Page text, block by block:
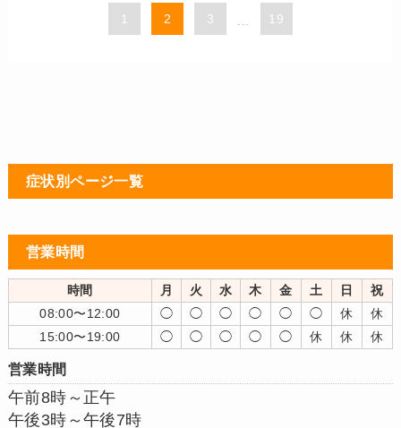
1 2 3 ... 19
症状別ページ一覧
営業時間
時間 月 火 水 木 金 土 日
祝
08:00〜12:00
◯ ◯ ◯ ◯ ◯ ◯ 休
休
15:00〜19:00
◯ ◯ ◯ ◯ ◯ 休 休 休
営業時間
午前8時～正午
午後3時～午後7時